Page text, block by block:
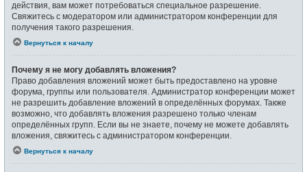
действия, вам может потребоваться специальное разрешение.
Свяжитесь с модератором или администратором конференции для
получения такого разрешения.
Вернуться к началу
Почему я не могу добавлять вложения?
Право добавления вложений может быть предоставлено на уровне
форума, группы или пользователя. Администратор конференции может
не разрешить добавление вложений в определённых форумах. Также
возможно, что добавлять вложения разрешено только членам
определённых групп. Если вы не знаете, почему не можете добавлять
вложения, свяжитесь с администратором конференции.
Вернуться к началу